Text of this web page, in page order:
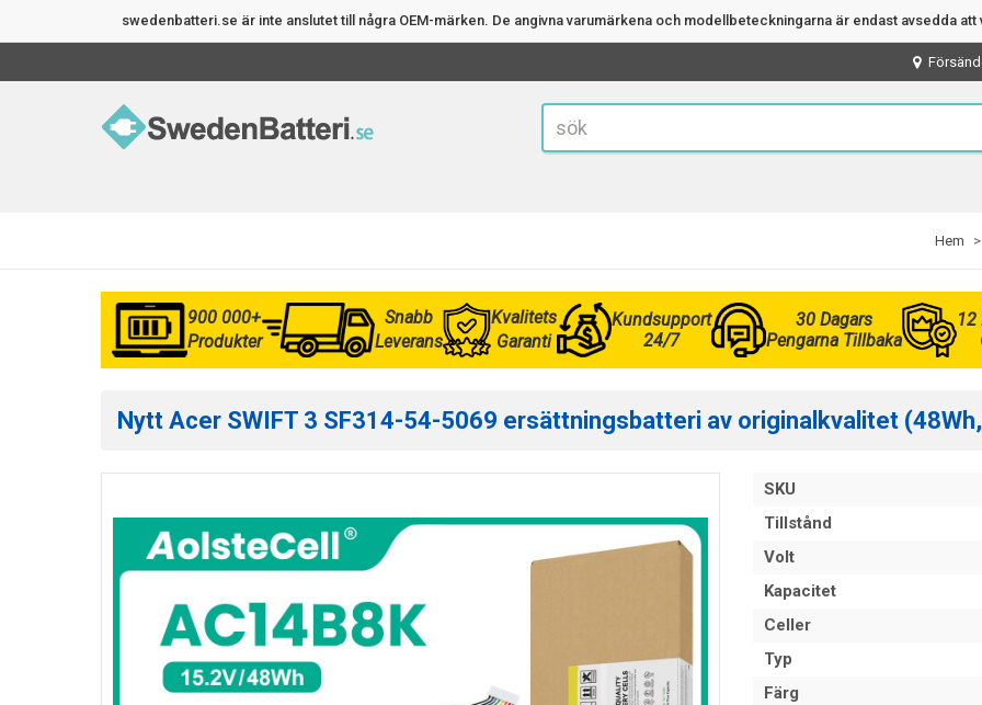
swedenbatteri.se är inte anslutet till några OEM-märken. De angivna varumärkena och modellbeteckningarna är endast avsedda
Hem
900 000+
Produkter
Snabb
Leverans
Kvalitets
Garanti
Kundsupport
24/7
30 Dagars
Pengarna Tillbaka
12
Nytt Acer SWIFT 3 SF314-54-5069 ersättningsbatteri av originalkvalitet
SKU
Tillstånd
Volt
Kapacitet
Celler
Typ
Färg